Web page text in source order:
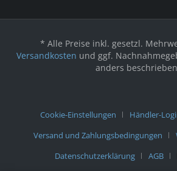
* Alle Preise inkl. gesetzl.
Versandkosten und ggf.
anders beschrieben
Cookie-Einstellungen Händler-
Versand und Zahlungsbedingungen
Datenschutzerklärung
AGB